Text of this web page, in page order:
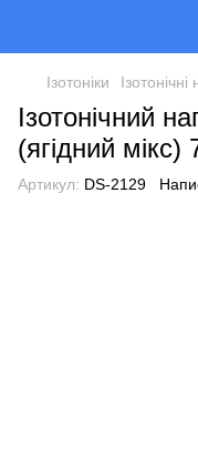
Ізотоніки
Ізотонічний
(ягідний
Артикул: DS-2129